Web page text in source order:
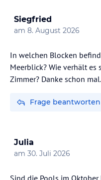
Siegfried
am 8. August 2026
In welchen Blocken
Meerblick? Wie verhält es
Zimmer? Danke schon mal.
Frage beantworten
Julia
am 30. Juli 2026
Sind die Pools im Oktober